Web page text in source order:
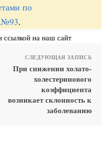
по
№93.
ссылкой на наш сайт
СЛЕДУЮЩАЯ ЗАПИСЬ
При снижении холато-
холестеринового
коэффициента
возникает склонность к
заболеванию